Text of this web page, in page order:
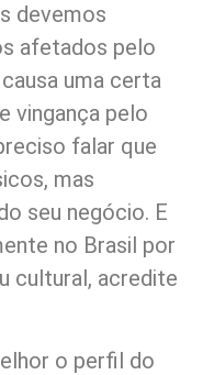
devemos
afetados pelo
uma certa
vingança pelo
falar que
mas
seu negócio. E
no Brasil por
cultural, acredite
o perfil do